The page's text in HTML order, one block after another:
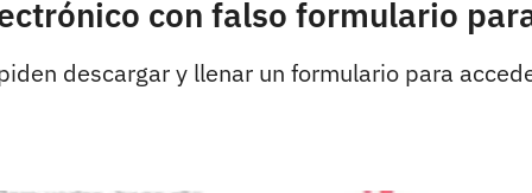
con falso formulario
descargar y llenar un formulario para